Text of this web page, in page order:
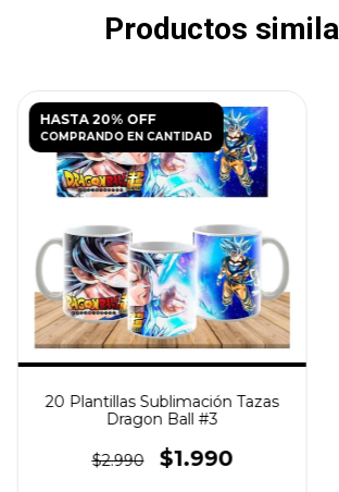
Productos
HASTA 20% OFF
COMPRANDO EN CANTIDAD
20 Plantillas Sublimación Tazas
Dragon Ball #3
$2.990 $1.990